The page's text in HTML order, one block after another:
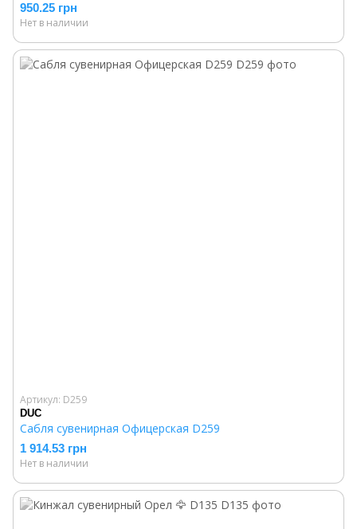
950.25 грн
Нет в наличии
Артикул: D259
DUC
Сабля сувенирная Офицерская D259
1 914.53 грн
Нет в наличии